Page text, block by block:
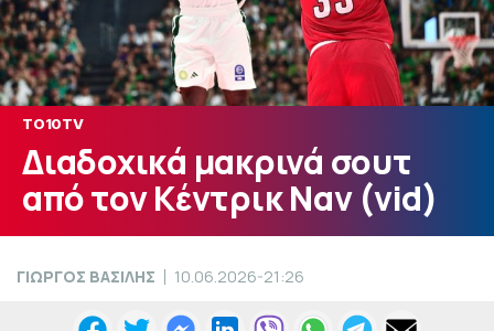
TO10TV
Διαδοχικά μακρινά σουτ
από τον Κέντρικ Ναν (vid)
ΓΙΩΡΓΟΣ ΒΑΣΙΛΗΣ 10.06.2026-21:26